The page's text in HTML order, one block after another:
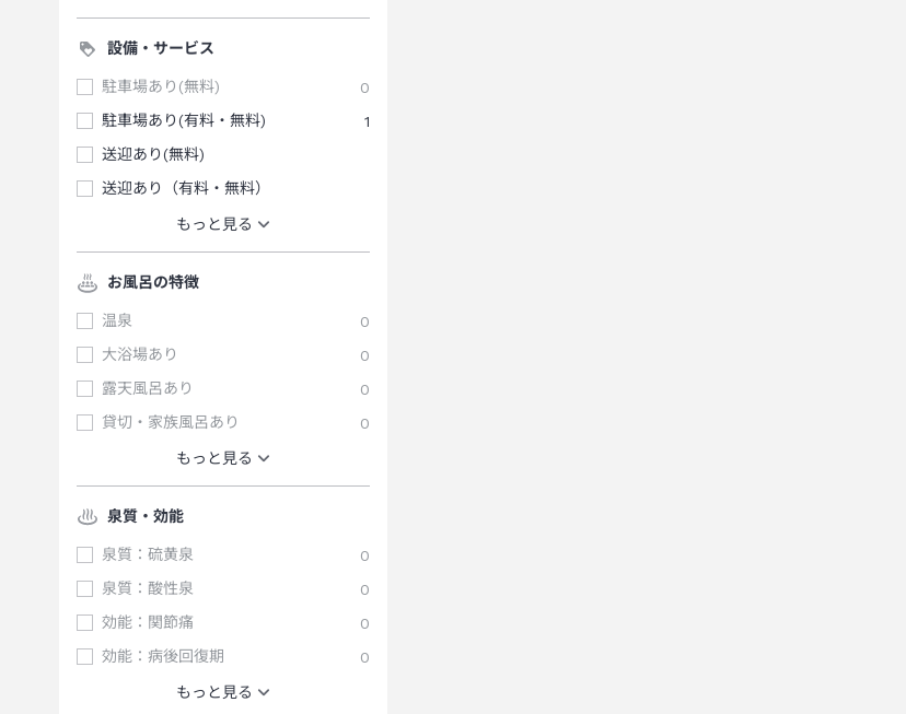
設備・サービス
駐車場あり(無料)
0
駐車場あり(有料・無料)
1
送迎あり(無料)
送迎あり（有料・無料）
もっと見る
お風呂の特徴
温泉
0
大浴場あり
0
露天風呂あり
0
貸切・家族風呂あり
0
もっと見る
泉質・効能
泉質：硫黄泉
0
泉質：酸性泉
0
効能：関節痛
0
効能：病後回復期
0
もっと見る